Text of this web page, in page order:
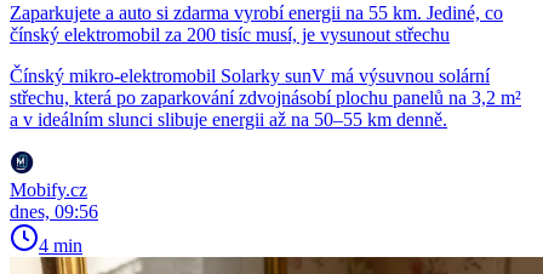
Zaparkujete a auto si zdarma vyrobí energii na 55 km. Jediné, co
čínský elektromobil za 200 tisíc musí, je vysunout střechu
Čínský mikro-elektromobil Solarky sunV má výsuvnou solární
střechu, která po zaparkování zdvojnásobí plochu panelů na 3,2 m²
a v ideálním slunci slibuje energii až na 50–55 km denně.
Mobify.cz
dnes, 09:56
4 min